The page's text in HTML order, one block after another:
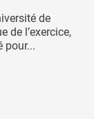
de
de l’exercice,
pour...